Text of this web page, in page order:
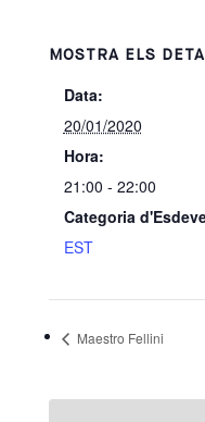
MOSTRA ELS
Data:
20/01/2020
Hora:
21:00 - 22:00
Categoria
EST
Maestro Fellini